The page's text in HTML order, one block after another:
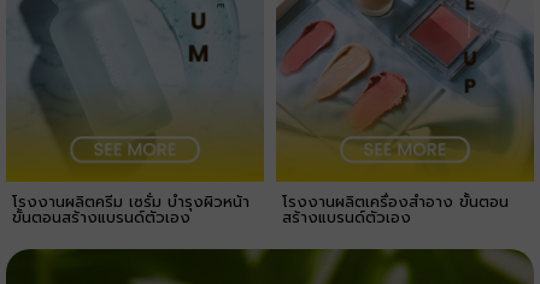
โรงงานผลิตครีม เซรั่ม บำรุงผิวหน้า
ขั้นตอนสร้างแบรนด์ตัวเอง
โรงงานผลิตเครื่องสำอาง ขั้นตอน
สร้างแบรนด์ตัวเอง